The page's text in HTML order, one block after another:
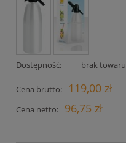
Dostępność: brak towaru
Cena brutto: 119,00 zł
Cena netto: 96,75 zł